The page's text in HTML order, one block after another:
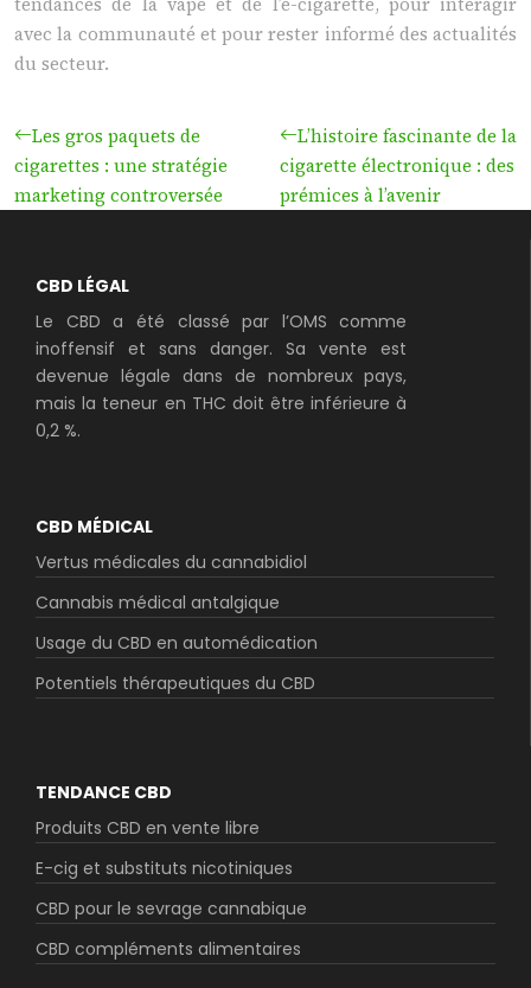
avec la communauté et pour rester informé des actualités
du secteur.
Les gros paquets de
cigarettes : une stratégie
marketing controversée
L’histoire fascinante de la
cigarette électronique : des
prémices à l’avenir
CBD LÉGAL
Le CBD a été classé par l’OMS comme
inoffensif et sans danger. Sa vente est
devenue légale dans de nombreux pays,
mais la teneur en THC doit être inférieure à
0,2 %.
CBD MÉDICAL
Vertus médicales du cannabidiol
Cannabis médical antalgique
Usage du CBD en automédication
Potentiels thérapeutiques du CBD
TENDANCE CBD
Produits CBD en vente libre
E-cig et substituts nicotiniques
CBD pour le sevrage cannabique
CBD compléments alimentaires